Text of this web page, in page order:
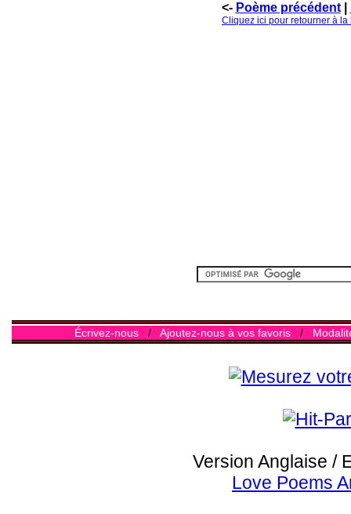
<- Poème précédent|
Cliquez ici pour retourner à
Écrivez-nous/ Ajoutez-nous à vos favoris/
Version Anglaise /
Love Poems